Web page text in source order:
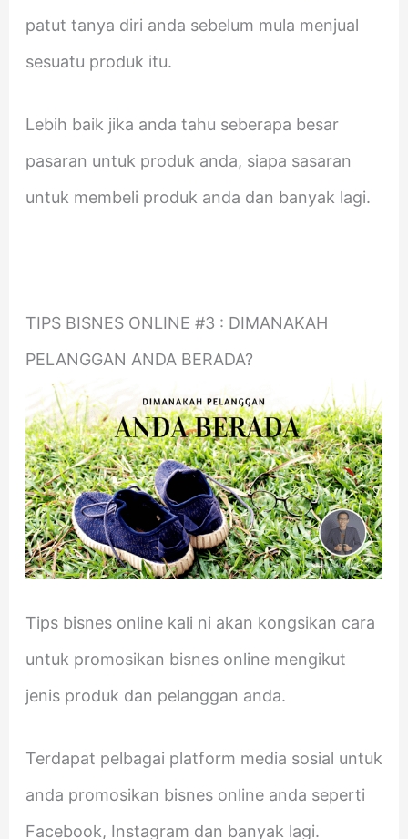
patut tanya diri anda sebelum mula menjual
sesuatu produk itu.
Lebih baik jika anda tahu seberapa besar
pasaran untuk produk anda, siapa sasaran
untuk membeli produk anda dan banyak lagi.
TIPS BISNES ONLINE #3 : DIMANAKAH
PELANGGAN ANDA BERADA?
Tips bisnes online kali ni akan kongsikan cara
untuk promosikan bisnes online mengikut
jenis produk dan pelanggan anda.
Terdapat pelbagai platform media sosial untuk
anda promosikan bisnes online anda seperti
Facebook, Instagram dan banyak lagi.